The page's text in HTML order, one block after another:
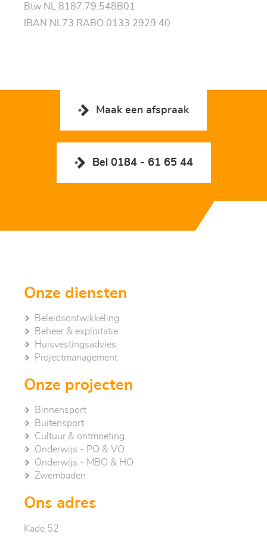
Btw NL 8187.79.548B01
IBAN NL73 RABO 0133 2929 40
Maak een afspraak
Bel 0184 - 61 65 44
Onze diensten
Beleidsontwikkeling
Beheer & exploitatie
Huisvestingsadvies
Project­management
Onze projecten
Binnensport
Buitensport
Cultuur & ontmoeting
Onderwijs - PO & VO
Onderwijs - MBO & HO
Zwembaden
Ons adres
Kade 52